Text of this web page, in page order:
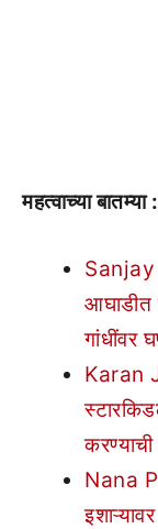
महत्वाच्या बातम्या :
Sanjay
आघाडीत
गांधींवर
Karan
Nana